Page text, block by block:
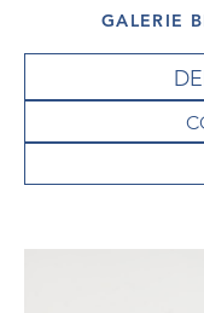
GALERIE